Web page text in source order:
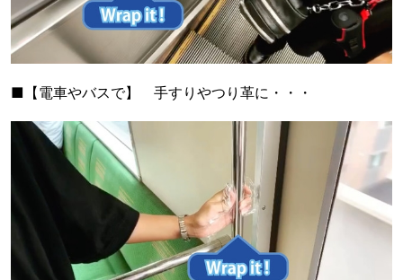
■【電車やバスで】 手すりやつり革に・・・